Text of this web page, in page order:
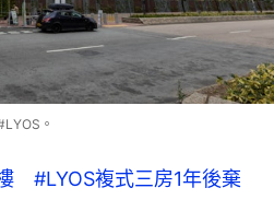
。
#LYOS複式三房1年後棄